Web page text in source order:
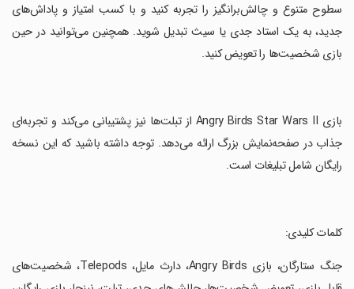
‏سطوح متنوع و چالش‌برانگیز را تجربه کنید و با کسب امتیاز و پاداش‌های
جدید، به یک استاد جدی یا سیث تبدیل شوید. همچنین می‌توانید در حین
بازی شخصیت‌ها را تعویض کنید.
‏بازی Angry Birds Star Wars II از تبلت‌ها نیز پشتیبانی می‌کند و تجربه‌ای
جذاب در صفحه‌نمایش بزرگ ارائه می‌دهد. توجه داشته باشید که این نسخه
رایگان شامل تبلیغات است.
‏کلمات کلیدی:
‏جنگ ستارگان، بازی Angry Birds، دارث مایل، Telepods، شخصیت‌های